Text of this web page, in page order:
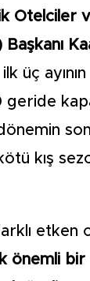
Otelciler
ilk üç
kış
etken
önemli